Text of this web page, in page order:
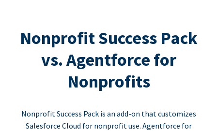
Nonprofit Success Pack
vs. Agentforce for
Nonprofits
Nonprofit Success Pack is an add-on that customizes
Salesforce Cloud for nonprofit use. Agentforce for